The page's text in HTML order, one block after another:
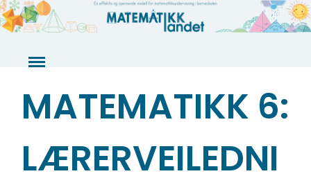
Skip
to
MATEMATIKK 6:
LÆRERVEILEDNI